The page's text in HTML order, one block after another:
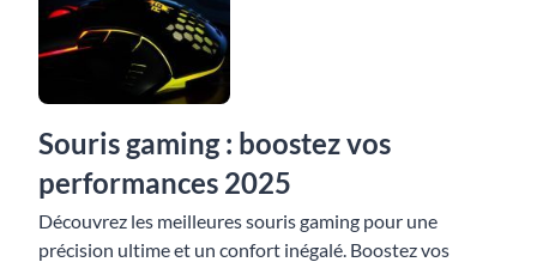
Souris gaming : boostez vos
performances 2025
Découvrez les meilleures souris gaming pour une
précision ultime et un confort inégalé. Boostez vos